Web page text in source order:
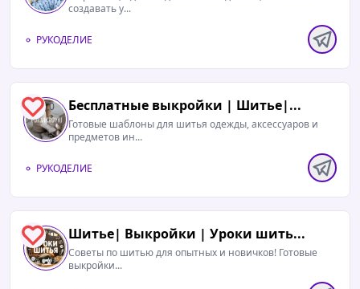
создавать у...
РУКОДЕЛИЕ
0 Бесплатные выкройки | Шитье|...
Готовые шаблоны для шитья одежды, аксессуаров и
предметов ин...
РУКОДЕЛИЕ
0 Шитье| Выкройки | Уроки шить...
Советы по шитью для опытных и новичков! Готовые
выкройки...